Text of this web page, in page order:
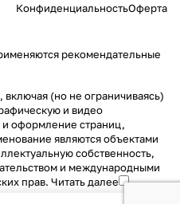
КонфиденциальностьОферта
рекомендательные
(но не ограничиваясь)
и видео
и оформление страниц,
являются объектами
собственность,
и международными
прав. Читать далее